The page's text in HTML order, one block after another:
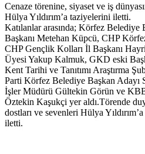
Cenaze törenine, siyaset ve iş
Hülya Yıldırım’a taziyelerini iletti.
Katılanlar arasında; Körfez Belediye
Başkanı Metehan Küpcü, CHP
CHP Gençlik Kolları İl Başkanı
Üyesi Yakup Kalmuk, GKD eski
Kent Tarihi ve Tanıtımı Araştırma
Parti Körfez Belediye Başkan Adayı
İşler Müdürü Gültekin Görün ve
Öztekin Kaşukçi yer aldı.Törende
dostları ve sevenleri Hülya
iletti.